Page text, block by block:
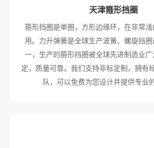
天津箍形挡圈
箍形挡圈是单圈，方形边缘环，在非常
用。力升弹簧是全球生产波簧、螺旋挡
一，生产的箍形挡圈被全球先进制造业
定，质量可靠。我们支持非标定制，拥有
队，可以免费为您设计并提供专业